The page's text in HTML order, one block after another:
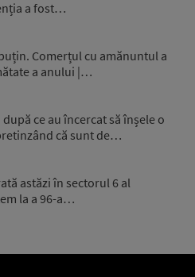
a fost…
Comerțul cu amănuntul a
a anului |…
ce au încercat să înșele o
că sunt de…
astăzi în sectorul 6 al
la a 96-a…